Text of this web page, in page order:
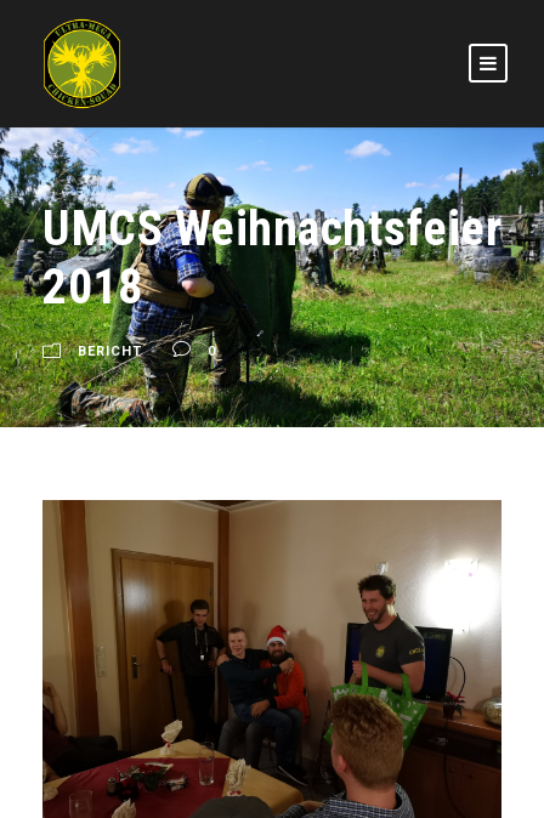
UMCS Weihnachtsfeier
2018
BERICHT 0